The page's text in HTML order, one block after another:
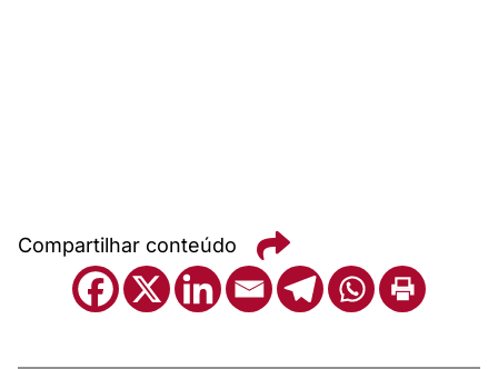
Compartilhar conteúdo